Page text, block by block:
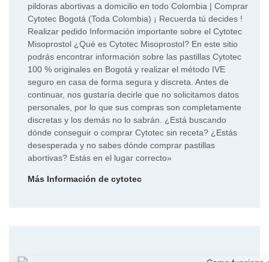
pildoras abortivas a domicilio en todo Colombia | Comprar
Cytotec Bogotá (Toda Colombia) ¡ Recuerda tú decides !
Realizar pedido Información importante sobre el Cytotec
Misoprostol ¿Qué es Cytotec Misoprostol? En este sitio
podrás encontrar información sobre las pastillas Cytotec
100 % originales en Bogotá y realizar el método IVE
seguro en casa de forma segura y discreta. Antes de
continuar, nos gustaría decirle que no solicitamos datos
personales, por lo que sus compras son completamente
discretas y los demás no lo sabrán. ¿Está buscando
dónde conseguir o comprar Cytotec sin receta? ¿Estás
desesperada y no sabes dónde comprar pastillas
abortivas? Estás en el lugar correcto»
Más Información de cytotec